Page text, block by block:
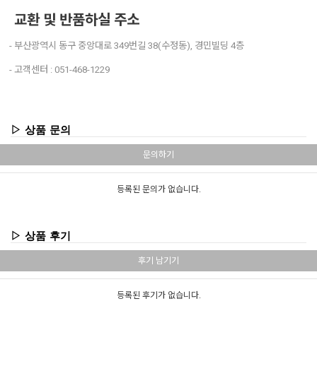
교환 및 반품하실 주소
- 부산광역시 동구 중앙대로 349번길 38(수정동), 경민빌딩 4층
- 고객센터 : 051-468-1229
▷ 상품 문의
문의하기
등록된 문의가 없습니다.
▷ 상품 후기
후기 남기기
등록된 후기가 없습니다.